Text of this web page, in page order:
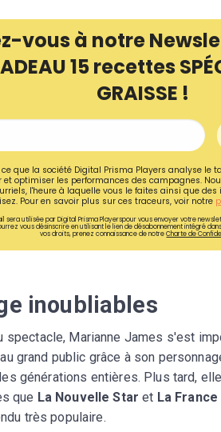
vous à notre
15 recettes
GRAISSE !
que la société Digital Prisma Players analyse le
et optimiser les performances des campagnes.
l'heure à laquelle vous le faites ainsi que
Pour en savoir plus sur ces traceurs, voir notre
sera utilisée par Digital Prisma Playerspour vous envoyer votre
vous désinscrire en utilisant le lien de désabonnement intégré
vos droits, prenez connaissance de notreCharte de
inoubliables
spectacle, Marianne James s'est
grand public grâce à son
générations entières. Plus tard,
que La Nouvelle Star et La
très populaire.
!